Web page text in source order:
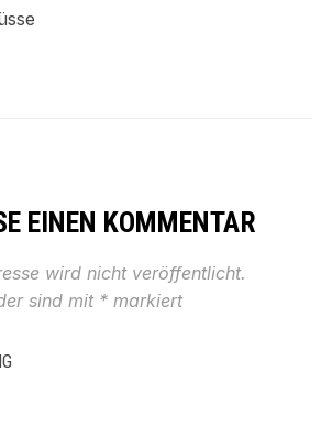
EINEN KOMMENTAR
wird nicht veröffentlicht.
sind mit *markiert